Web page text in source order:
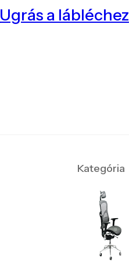
Ugrás a lábléchez
Kategória